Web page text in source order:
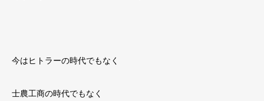
今はヒトラーの時代でもなく
士農工商の時代でもなく